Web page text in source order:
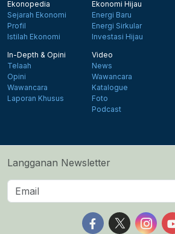
Ekonopedia
Sejarah Ekonomi
Profil
Istilah Ekonomi
Ekonomi Hijau
Energi Baru
Energi Sirkular
Investasi Hijau
In-Depth & Opini
Telaah
Opini
Wawancara
Laporan Khusus
Video
News
Wawancara
Katalogue
Foto
Podcast
Langganan Newsletter
Follow us on
Follow us